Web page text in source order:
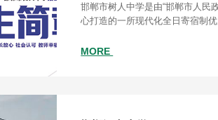
邯郸市树人中学是由“邯郸市人民
心打造的一所现代化全日寄宿制
面积7万余平方米，设施设备一流
MORE